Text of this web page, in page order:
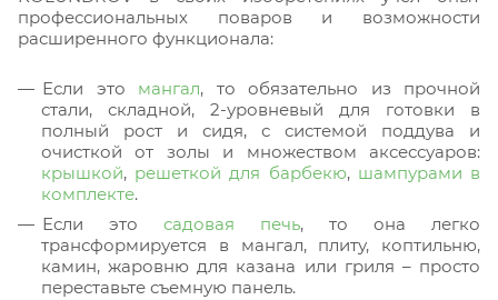
профессиональных поваров и возможности
расширенного функционала:
Если это мангал, то обязательно из прочной
стали, складной, 2-уровневый для готовки в
полный рост и сидя, с системой поддува и
очисткой от золы и множеством аксессуаров:
крышкой, решеткой для барбекю, шампурами в
комплекте.
Если это садовая печь, то она легко
трансформируется в мангал, плиту, коптильню,
камин, жаровню для казана или гриля – просто
переставьте съемную панель.